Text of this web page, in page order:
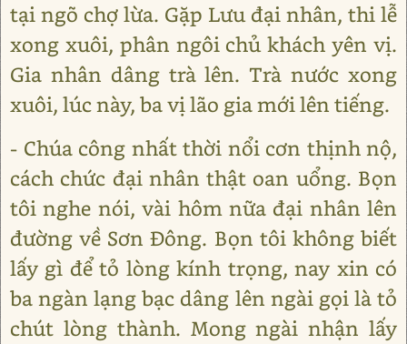
tại ngõ chợ lừa. Gặp Lưu đại nhân, thi lễ
xong xuôi, phân ngôi chủ khách yên vị.
Gia nhân dâng trà lên. Trà nước xong
xuôi, lúc này, ba vị lão gia mới lên tiếng.
- Chúa công nhất thời nổi cơn thịnh nộ,
cách chức đại nhân thật oan uổng. Bọn
tôi nghe nói, vài hôm nữa đại nhân lên
đường về Sơn Đông. Bọn tôi không biết
lấy gì để tỏ lòng kính trọng, nay xin có
ba ngàn lạng bạc dâng lên ngài gọi là tỏ
chút lòng thành. Mong ngài nhận lấy